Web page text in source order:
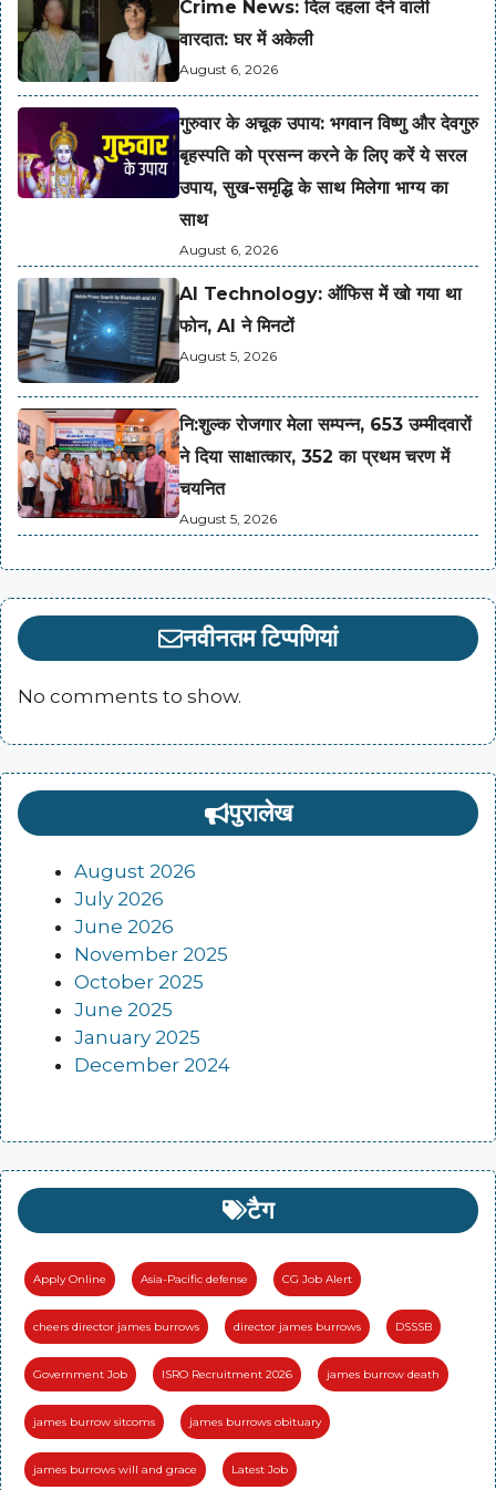
Crime News: दिल दहला देने वाली
वारदात: घर में अकेली
August 6, 2026
गुरुवार के अचूक उपाय: भगवान विष्णु और देवगुरु
बृहस्पति को प्रसन्न करने के लिए करें ये सरल
उपाय, सुख-समृद्धि के साथ मिलेगा भाग्य का
साथ
August 6, 2026
AI Technology: ऑफिस में खो गया था
फोन, AI ने मिनटों
August 5, 2026
नि:शुल्क रोजगार मेला सम्पन्न, 653 उम्मीदवारों
ने दिया साक्षात्कार, 352 का प्रथम चरण में
चयनित
August 5, 2026
नवीनतम टिप्पणियां
No comments to show.
पुरालेख
August 2026
July 2026
June 2026
November 2025
October 2025
June 2025
January 2025
December 2024
टैग
Apply Online Asia-Pacific defense CG Job Alert
cheers director james burrows director james burrows DSSSB
Government Job ISRO Recruitment 2026 james burrow death
james burrow sitcoms james burrows obituary
james burrows will and grace Latest Job